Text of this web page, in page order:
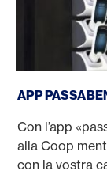
APP
Con l’app
alla Coop
con la vostra